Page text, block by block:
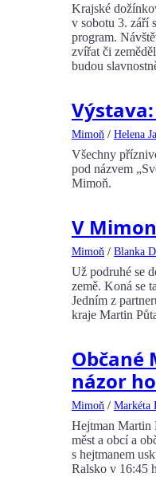
Krajské
v sobotu 3. září
program.
zvířat či
budou
Mimoň / Helena
Všechny
pod názvem
Mimoň.
V
Mimoň / Blanka
Už podruhé se
země. Koná se
Jedním z
kraje Martin
Občané
názor
Mimoň / Markéta
Hejtman Martin
měst a obcí a
s hejtmanem
Ralsko v 16:45